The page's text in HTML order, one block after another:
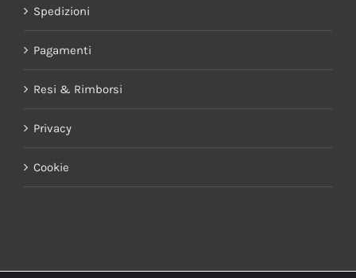
Spedizioni
Pagamenti
Resi & Rimborsi
Privacy
Cookie